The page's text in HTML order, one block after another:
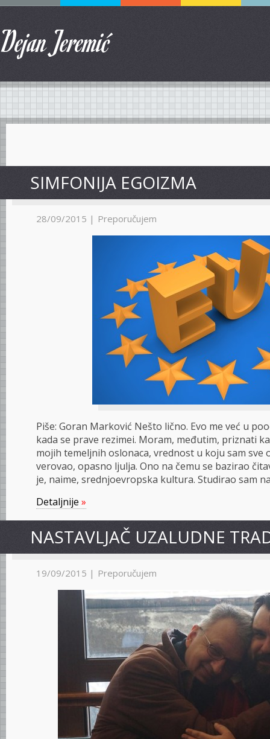
Dejan Jeremić
SIMFONIJA EGOIZMA
28/09/2015 | Preporučujem
Piše: Goran Marković Nešto lično. Evo me već u
kada se prave rezimei. Moram, međutim, priznati
mojih temeljnih oslonaca, vrednost u koju sam sve
verovao, opasno ljulja. Ono na čemu se bazirao
je, naime, srednjoevropska kultura. Studirao sam
Detaljnije »
NASTAVLJAČ UZALUDNE
19/09/2015 | Preporučujem